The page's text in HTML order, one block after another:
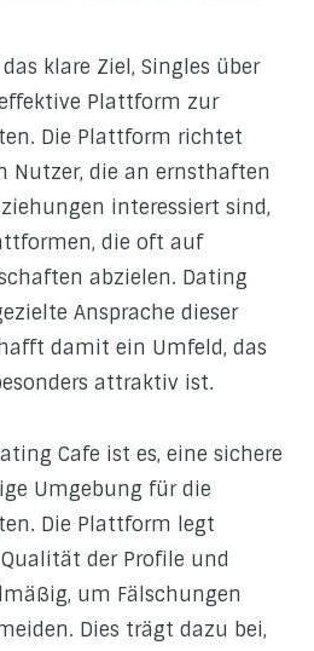
klare Ziel, Singles über
Plattform zur
Die Plattform richtet
Nutzer, die an ernsthaften
interessiert sind,
die oft auf
abzielen. Dating
Ansprache dieser
damit ein Umfeld, das
attraktiv ist.
Cafe ist es, eine sichere
Umgebung für die
Die Plattform legt
der Profile und
um Fälschungen
Dies trägt dazu bei,